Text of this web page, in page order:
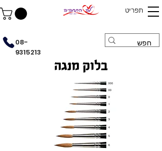
תפריט
08-
9315213
בלוק מנגה